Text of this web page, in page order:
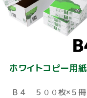
ホワイトコピー用紙
Ｂ４ ５００枚×５冊